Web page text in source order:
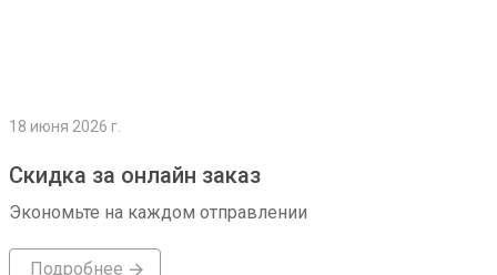
18 июня 2026 г.
Скидка за онлайн заказ
Экономьте на каждом отправлении
Подробнее